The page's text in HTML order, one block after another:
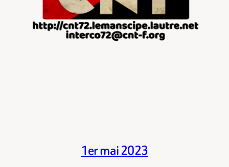
1er mai 2023